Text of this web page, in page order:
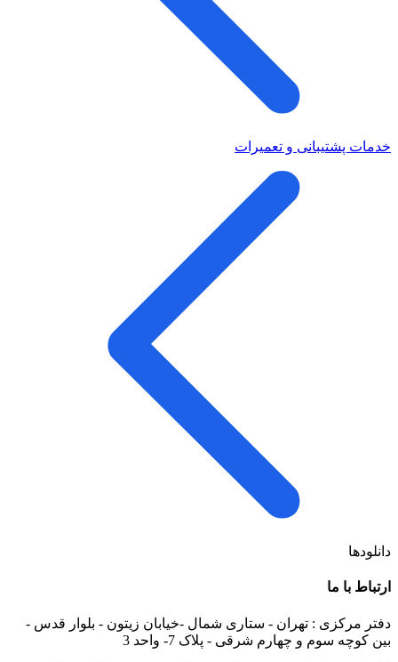
خدمات پشتیبانی و تعمیرات
دانلودها
ارتباط با ما
دفتر مرکزی : تهران - ستاری شمال -خیابان زیتون - بلوار قدس -
بین کوچه سوم و چهارم شرقی - پلاک 7- واحد 3